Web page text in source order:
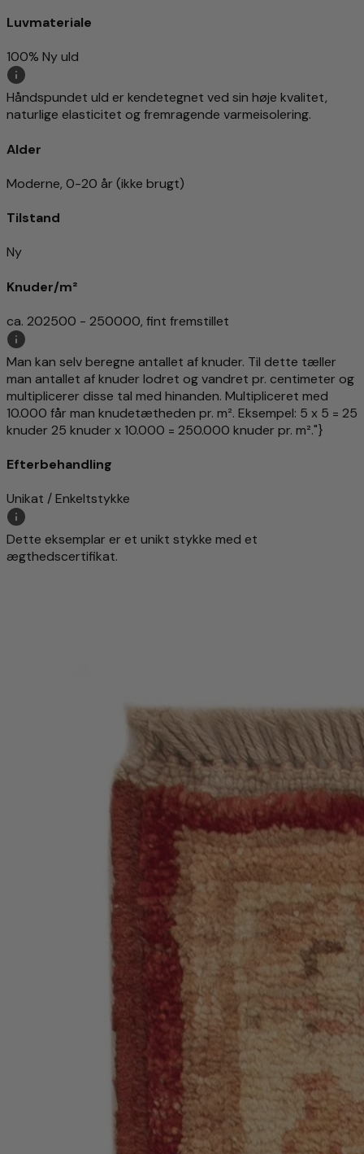
Luvmateriale
100% Ny uld
Håndspundet uld er kendetegnet ved sin høje kvalitet,
naturlige elasticitet og fremragende varmeisolering.
Alder
Moderne, 0-20 år (ikke brugt)
Tilstand
Ny
Knuder/m²
ca. 202500 - 250000, fint fremstillet
Man kan selv beregne antallet af knuder. Til dette tæller
man antallet af knuder lodret og vandret pr. centimeter og
multiplicerer disse tal med hinanden. Multipliceret med
10.000 får man knudetætheden pr. m². Eksempel: 5 x 5 = 25
knuder 25 knuder x 10.000 = 250.000 knuder pr. m²."}
Efterbehandling
Unikat / Enkeltstykke
Dette eksemplar er et unikt stykke med et
ægthedscertifikat.